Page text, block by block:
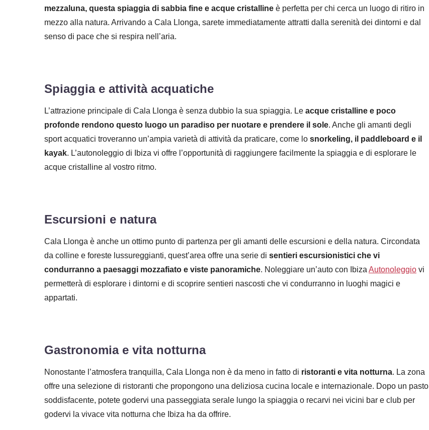
mezzaluna, questa spiaggia di sabbia fine e acque cristalline è perfetta per chi cerca un luogo di ritiro in
mezzo alla natura. Arrivando a Cala Llonga, sarete immediatamente attratti dalla serenità dei dintorni e dal
senso di pace che si respira nell’aria.
Spiaggia e attività acquatiche
L’attrazione principale di Cala Llonga è senza dubbio la sua spiaggia. Le acque cristalline e poco
profonde rendono questo luogo un paradiso per nuotare e prendere il sole. Anche gli amanti degli
sport acquatici troveranno un’ampia varietà di attività da praticare, come lo snorkeling, il paddleboard e il
kayak. L’autonoleggio di Ibiza vi offre l’opportunità di raggiungere facilmente la spiaggia e di esplorare le
acque cristalline al vostro ritmo.
Escursioni e natura
Cala Llonga è anche un ottimo punto di partenza per gli amanti delle escursioni e della natura. Circondata
da colline e foreste lussureggianti, quest’area offre una serie di sentieri escursionistici che vi
condurranno a paesaggi mozzafiato e viste panoramiche. Noleggiare un’auto con Ibiza Autonoleggio vi
permetterà di esplorare i dintorni e di scoprire sentieri nascosti che vi condurranno in luoghi magici e
appartati.
Gastronomia e vita notturna
Nonostante l’atmosfera tranquilla, Cala Llonga non è da meno in fatto di ristoranti e vita notturna. La zona
offre una selezione di ristoranti che propongono una deliziosa cucina locale e internazionale. Dopo un pasto
soddisfacente, potete godervi una passeggiata serale lungo la spiaggia o recarvi nei vicini bar e club per
godervi la vivace vita notturna che Ibiza ha da offrire.